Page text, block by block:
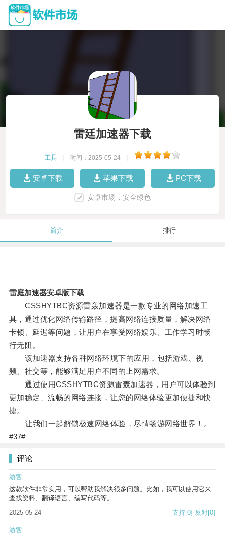
雷廷加速器下载
工具 时间：2025-05-24
安卓下载 苹果下载 PC下载
安卓市场，安全绿色
简介 排行
雷庭加速器安卓版下载
CSSHYTBC资源雷轰加速器是一款专业的网络加速工
具，通过优化网络传输路径，提高网络连接质量，解决网络
卡顿、延迟等问题，让用户在享受网络娱乐、工作学习时畅
行无阻。
该加速器支持各种网络环境下的应用，包括游戏、视
频、社交等，能够满足用户不同的上网需求。
通过使用CSSHYTBC资源雷轰加速器，用户可以体验到
更加稳定、流畅的网络连接，让您的网络体验更加便捷和快
捷。
让我们一起解锁极速网络体验，尽情畅游网络世界！。
#37#
评论
游客
这款软件非常实用，可以帮助我解决很多问题。比如，我可以使用它来
查找资料、翻译语言、编写代码等。
2025-05-24
支持[0] 反对[0]
游客